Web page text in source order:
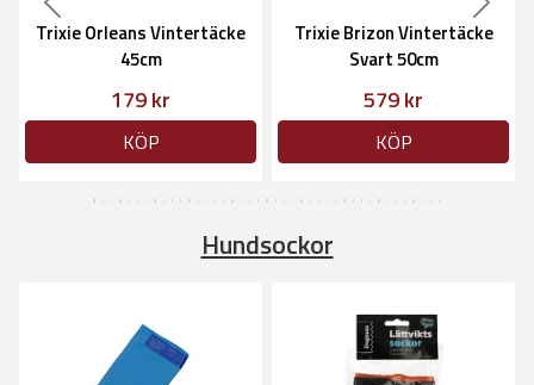
Trixie Orleans Vintertäcke
45cm
179 kr
KÖP
Trixie Brizon Vintertäcke
Svart 50cm
579 kr
KÖP
Previous Next
Hundsockor